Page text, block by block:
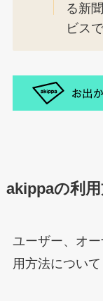
る新
ビス
akippaの利
ユーザー、オ
用方法について